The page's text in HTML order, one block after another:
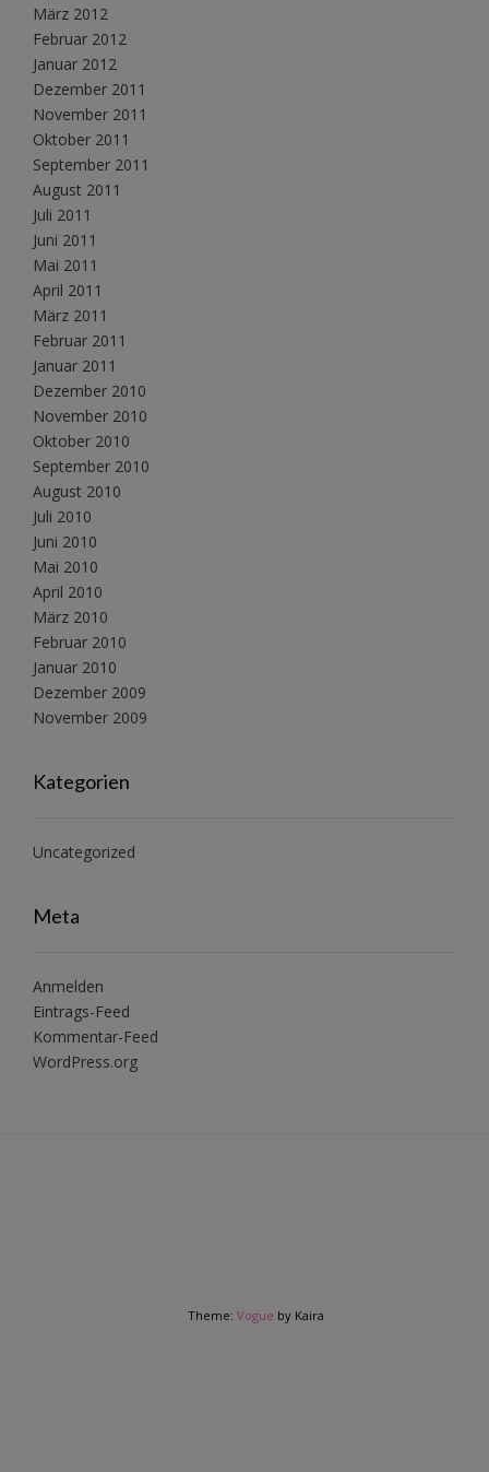
März 2012
Februar 2012
Januar 2012
Dezember 2011
November 2011
Oktober 2011
September 2011
August 2011
Juli 2011
Juni 2011
Mai 2011
April 2011
März 2011
Februar 2011
Januar 2011
Dezember 2010
November 2010
Oktober 2010
September 2010
August 2010
Juli 2010
Juni 2010
Mai 2010
April 2010
März 2010
Februar 2010
Januar 2010
Dezember 2009
November 2009
Kategorien
Uncategorized
Meta
Anmelden
Eintrags-Feed
Kommentar-Feed
WordPress.org
Theme: Vogue by Kaira